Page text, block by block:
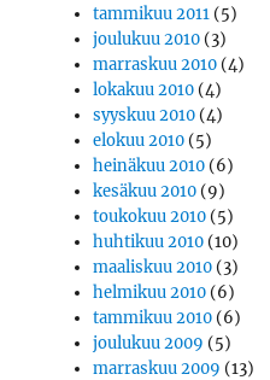
tammikuu 2011 (5)
joulukuu 2010 (3)
marraskuu 2010 (4)
lokakuu 2010 (4)
syyskuu 2010 (4)
elokuu 2010 (5)
heinäkuu 2010 (6)
kesäkuu 2010 (9)
toukokuu 2010 (5)
huhtikuu 2010 (10)
maaliskuu 2010 (3)
helmikuu 2010 (6)
tammikuu 2010 (6)
joulukuu 2009 (5)
marraskuu 2009 (13)